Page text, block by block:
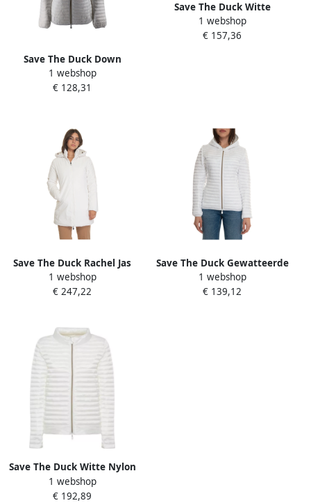
Save The Duck Down
Jackets White Dames
1 webshop
€ 128,31
Save The Duck Witte
Gewatteerde Daisy Jas
Diervriendelijk White
1 webshop
€ 157,36
Save The Duck Rachel Jas
met Afneembare Capuchon
White Dames
1 webshop
€ 247,22
Save The Duck Gewatteerde
jas met vaste capuchon
White Dames
1 webshop
€ 139,12
Save The Duck Witte Nylon
Jas White Dames
1 webshop
€ 192,89